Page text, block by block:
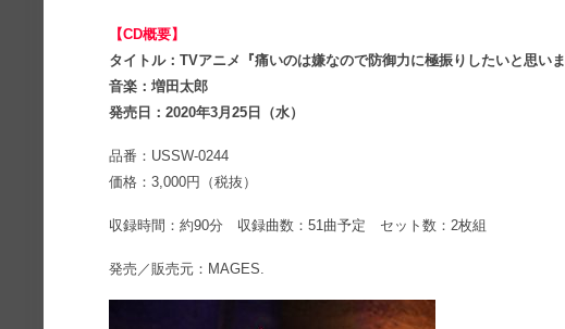
【CD概要】
タイトル：TVアニメ『痛いのは嫌なので防御力に極振りしたいと思い
音楽：増田太郎
発売日：2020年3月25日（水）
品番：USSW-0244
価格：3,000円（税抜）
収録時間：約90分 収録曲数：51曲予定 セット数：2枚組
発売／販売元：MAGES.